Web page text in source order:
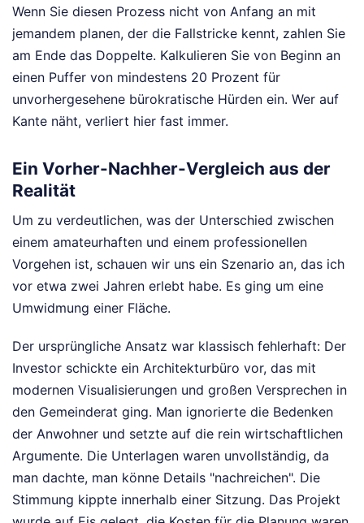
Wenn Sie diesen Prozess nicht von Anfang an mit
jemandem planen, der die Fallstricke kennt, zahlen Sie
am Ende das Doppelte. Kalkulieren Sie von Beginn an
einen Puffer von mindestens 20 Prozent für
unvorhergesehene bürokratische Hürden ein. Wer auf
Kante näht, verliert hier fast immer.
Ein Vorher-Nachher-Vergleich aus der
Realität
Um zu verdeutlichen, was der Unterschied zwischen
einem amateurhaften und einem professionellen
Vorgehen ist, schauen wir uns ein Szenario an, das ich
vor etwa zwei Jahren erlebt habe. Es ging um eine
Umwidmung einer Fläche.
Der ursprüngliche Ansatz war klassisch fehlerhaft: Der
Investor schickte ein Architekturbüro vor, das mit
modernen Visualisierungen und großen Versprechen in
den Gemeinderat ging. Man ignorierte die Bedenken
der Anwohner und setzte auf die rein wirtschaftlichen
Argumente. Die Unterlagen waren unvollständig, da
man dachte, man könne Details "nachreichen". Die
Stimmung kippte innerhalb einer Sitzung. Das Projekt